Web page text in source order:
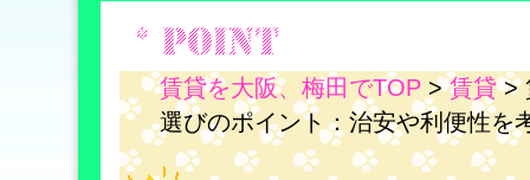
賃貸を大阪、梅田でTOP >賃貸>
選びのポイント：治安や利便性を